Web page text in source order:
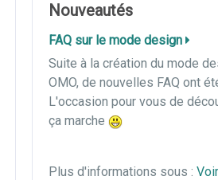
Nouveautés
FAQ sur le mode design
Suite à la création du mode
OMO, de nouvelles FAQ ont
L'occasion pour vous de
ça marche
Plus d'informations sous :